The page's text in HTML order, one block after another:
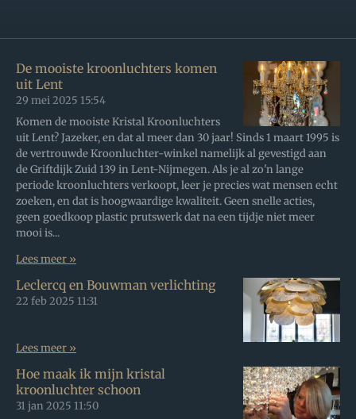
De mooiste kroonluchters komen
uit Lent
29 mei 2025 15:54
Komen de mooiste Kristal Kroonluchters
uit Lent? Jazeker, en dat al meer dan 30 jaar! Sinds 1 maart 1995 is
de vertrouwde Kroonluchter-winkel namelijk al gevestigd aan
de Griftdijk Zuid 139 in Lent-Nijmegen. Als je al zo'n lange
periode kroonluchters verkoopt, leer je precies wat mensen echt
zoeken, en dat is hoogwaardige kwaliteit. Geen snelle acties,
geen goedkoop plastic prutswerk dat na een tijdje niet meer
mooi is...
Lees meer »
Leclercq en Bouwman verlichting
22 feb 2025 11:31
Lees meer »
Hoe maak ik mijn kristal
kroonluchter schoon
31 jan 2025 11:50